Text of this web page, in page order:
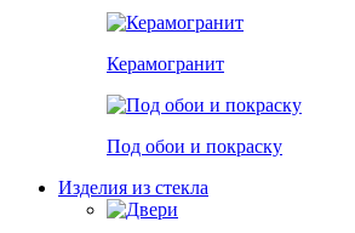
Керамогранит
Под обои и покраску
Изделия из стекла